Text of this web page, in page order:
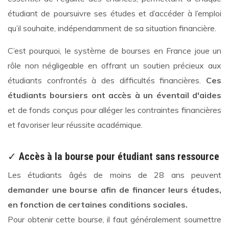
étudiant de poursuivre ses études et d’accéder à l’emploi
qu’il souhaite, indépendamment de sa situation financière.
C’est pourquoi, le système de bourses en France joue un
rôle non négligeable en offrant un soutien précieux aux
étudiants confrontés à des difficultés financières. Ces
étudiants boursiers ont accès à un éventail d'aides
et de fonds conçus pour alléger les contraintes financières
et favoriser leur réussite académique.
✓ Accès à la bourse pour étudiant sans ressource
Les étudiants âgés de moins de 28 ans peuvent
demander une bourse afin de financer leurs études,
en fonction de certaines conditions sociales.
Pour obtenir cette bourse, il faut généralement soumettre